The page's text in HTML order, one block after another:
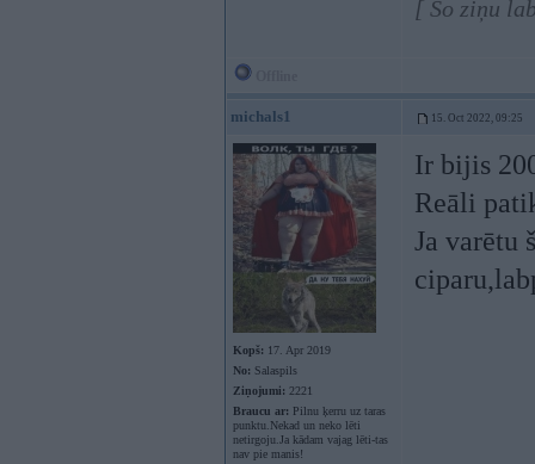
[ Šo ziņu
michals1 15. Oct 2022, 09:25
Kopš: 17. Apr 2019
No: Salaspils
Ziņojumi: 2221
Braucu ar: Pilnu ķerru uz taras
punktu.Nekad un neko lēti
netirgoju.Ja kādam vajag lēti-tas
nav pie manis!
Ir bijis
Reāli
Ja varētu